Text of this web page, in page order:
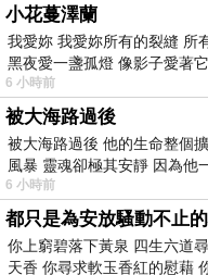
小花蔓澤蘭
我愛妳 我愛妳所有的裂縫 所
黑夜愛一盞孤燈 像影子愛著
6 小時前
被大海路過後
被大海路過後 他的生命整個
風暴 靈魂卻極其安靜 因為他
6 小時前
都只是為安放騷動不止
你上窮碧落下黃泉 四生六道
天香 你尋求軟玉香紅的慰藉